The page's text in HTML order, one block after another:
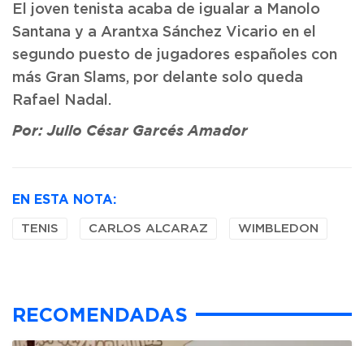
El joven tenista acaba de igualar a Manolo
Santana y a Arantxa Sánchez Vicario en el
segundo puesto de jugadores españoles con
más Gran Slams, por delante solo queda
Rafael Nadal.
Por: Julio César Garcés Amador
EN ESTA NOTA:
TENIS CARLOS ALCARAZ WIMBLEDON
RECOMENDADAS